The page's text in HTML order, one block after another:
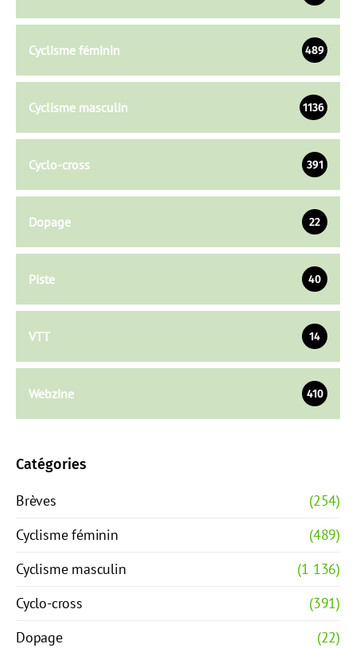
Cyclisme féminin 489
Cyclisme masculin 1136
Cyclo-cross 391
Dopage 22
Piste 40
VTT 14
Webzine 410
Catégories
Brèves
(254)
Cyclisme féminin
(489)
Cyclisme masculin
(1 136)
Cyclo-cross
(391)
Dopage
(22)